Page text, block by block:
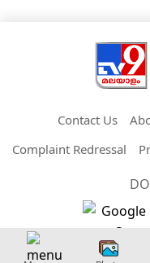
Contact Us
Complaint Redressal
Copyright © 2026